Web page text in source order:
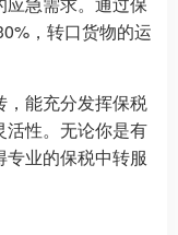
，转口货物的运
，能充分发挥保税
活性。无论你是有
业的保税中转服